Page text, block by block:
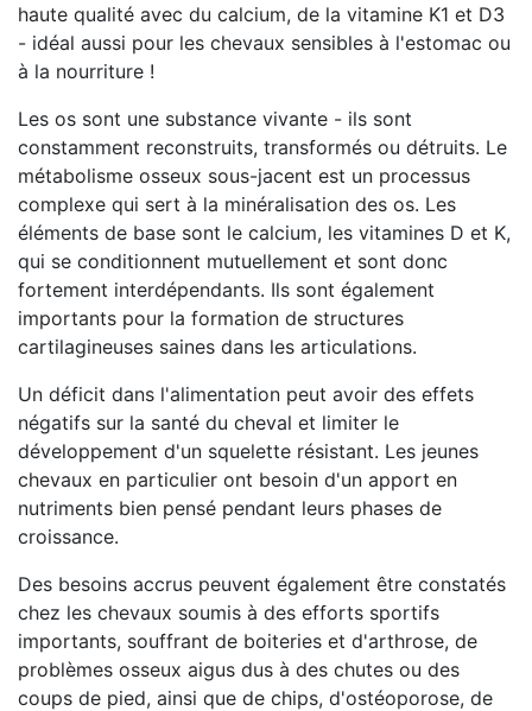
haute qualité avec du calcium, de la vitamine K1 et D3
- idéal aussi pour les chevaux sensibles à l'estomac ou
à la nourriture !
Les os sont une substance vivante - ils sont
constamment reconstruits, transformés ou détruits. Le
métabolisme osseux sous-jacent est un processus
complexe qui sert à la minéralisation des os. Les
éléments de base sont le calcium, les vitamines D et K,
qui se conditionnent mutuellement et sont donc
fortement interdépendants. Ils sont également
importants pour la formation de structures
cartilagineuses saines dans les articulations.
Un déficit dans l'alimentation peut avoir des effets
négatifs sur la santé du cheval et limiter le
développement d'un squelette résistant. Les jeunes
chevaux en particulier ont besoin d'un apport en
nutriments bien pensé pendant leurs phases de
croissance.
Des besoins accrus peuvent également être constatés
chez les chevaux soumis à des efforts sportifs
importants, souffrant de boiteries et d'arthrose, de
problèmes osseux aigus dus à des chutes ou des
coups de pied, ainsi que de chips, d'ostéoporose, de